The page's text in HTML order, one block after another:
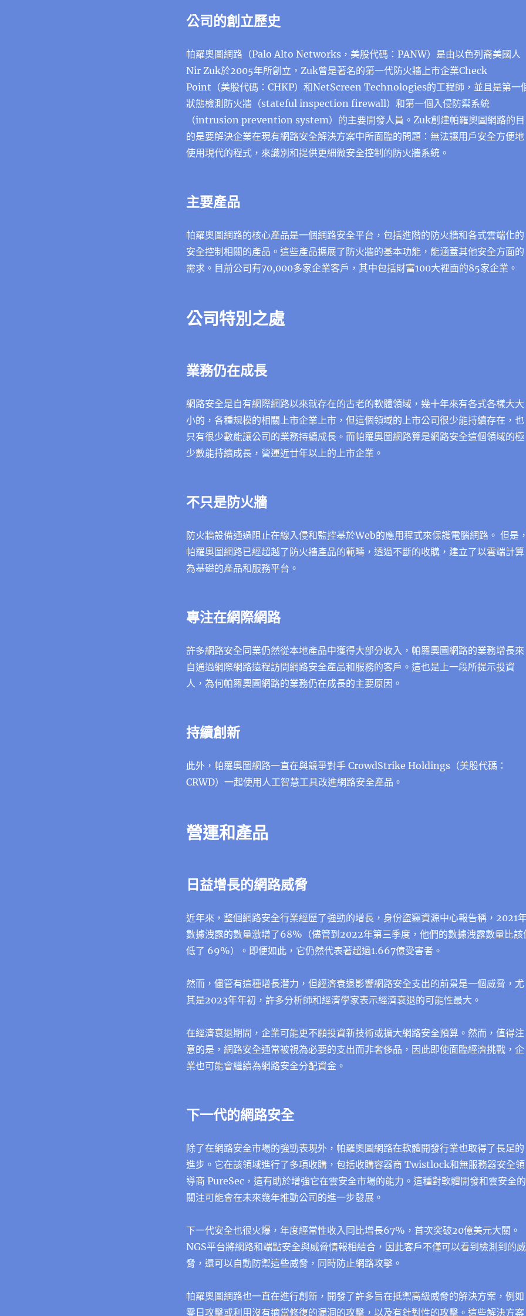
公司的創立歷史
帕羅奧圖網路（Palo Alto Networks，美股代碼：PANW）是由以色列裔美國人
Nir ​​Zuk於2005年所創立，Zuk曾是著名的第一代防火牆上市企業Check
Point（美股代碼：CHKP）和NetScreen Technologies的工程師，並且是第一
狀態檢測防火牆（stateful inspection firewall）和第一個入侵防禦系統
（intrusion prevention system）的主要開發人員。Zuk創建帕羅奧圖網路的目
的是要解決企業在現有網路安全解決方案中所面臨的問題：無法讓用戶安全方便地
使用現代的程式，來識別和提供更細微安全控制的防火牆系統。
主要產品
帕羅奧圖網路的核心產品是一個網路安全平台，包括進階的防火牆和各式雲端化的
安全控制相關的產品。這些產品擴展了防火牆的基本功能，能涵蓋其他安全方面的
需求。目前公司有70,000多家企業客戶，其中包括財富100大裡面的85家企業。
公司特別之處
業務仍在成長
網路安全是自有網際網路以來就存在的古老的軟體領域，幾十年來有各式各樣大大
小的，各種規模的相關上市企業上市，但這個領域的上市公司很少能持續存在，也
只有很少數能讓公司的業務持續成長。而帕羅奧圖網路算是網路安全這個領域的極
少數能持續成長，營運近廿年以上的上市企業。
不只是防火牆
防火牆設備通過阻止在線入侵和監控基於Web的應用程式來保護電腦網路。 但是
帕羅奧圖網路已經超越了防火牆產品的範疇，透過不斷的收購，建立了以雲端計算
為基礎的產品和服務平台。
專注在網際網路
許多網路安全同業仍然從本地產品中獲得大部分收入，帕羅奧圖網路的業務增長來
自通過網際網路遠程訪問網路安全產品和服務的客戶。這也是上一段所提示投資
人，為何帕羅奧圖網路的業務仍在成長的主要原因。
持續創新
此外，帕羅奧圖網路一直在與競爭對手 CrowdStrike Holdings（美股代碼：
CRWD）一起使用人工智慧工具改進網路安全產品。
營運和產品
日益增長的網路威脅
近年來，整個網路安全行業經歷了強勁的增長，身份盜竊資源中心報告稱，2021
數據洩露的數量激增了68%（儘管到2022年第三季度，他們的數據洩露數量比該
低了 69%）。即便如此，它仍然代表著超過1.667億受害者。
然而，儘管有這種增長潛力，但經濟衰退影響網路安全支出的前景是一個威脅，尤
其是2023年年初，許多分析師和經濟學家表示經濟衰退的可能性最大。
在經濟衰退期間，企業可能更不願投資新技術或擴大網路安全預算。然而，值得注
意的是，網路安全通常被視為必要的支出而非奢侈品，因此即使面臨經濟挑戰，企
業也可能會繼續為網路安全分配資金。
下一代的網路安全
除了在網路安全市場的強勁表現外，帕羅奧圖網路在軟體開發行業也取得了長足的
進步。它在該領域進行了多項收購，包括收購容器商 Twistlock和無服務器安全領
導商 PureSec，這有助於增強它在雲安全市場的能力。這種對軟體開發和雲安全的
關注可能會在未來幾年推動公司的進一步發展。
下一代安全也很火爆，年度經常性收入同比增長67%，首次突破20億美元大關。
NGS平台將網路和端點安全與威脅情報相結合，因此客戶不僅可以看到檢測到的威
脅，還可以自動防禦這些威脅，同時防止網路攻擊。
帕羅奧圖網路也一直在進行創新，開發了許多旨在抵禦高級威脅的解決方案，例如
零日攻擊或利用沒有適當修復的漏洞的攻擊，以及有針對性的攻擊。這些解決方案